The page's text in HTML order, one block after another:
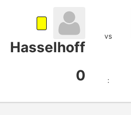
Hasselhoff
vs
0
: